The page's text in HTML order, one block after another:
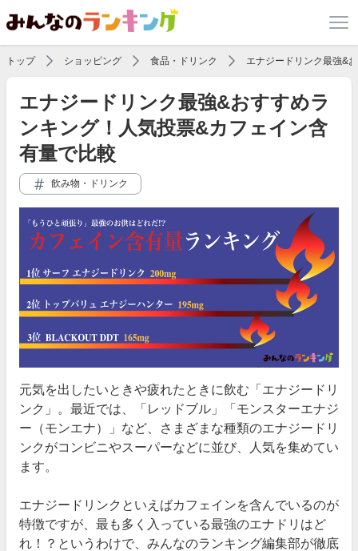
トップ ショッピング 食品・ドリンク エナジードリンク最強&
エナジードリンク最強&おすすめラ
ンキング！人気投票&カフェイン含
有量で比較
飲み物・ドリンク
元気を出したいときや疲れたときに飲む「エナジードリ
ンク」。最近では、「レッドブル」「モンスターエナジ
ー（モンエナ）」など、さまざまな種類のエナジードリ
ンクがコンビニやスーパーなどに並び、人気を集めてい
ます。
エナジードリンクといえばカフェインを含んでいるのが
特徴ですが、最も多く入っている最強のエナドリはど
れ！？というわけで、みんなのランキング編集部が徹底